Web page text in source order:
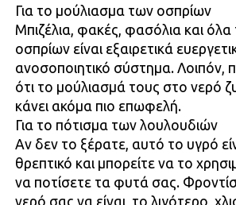
Για το μούλιασμα των οσπρίων
Μπιζέλια, φακές, φασόλια και όλα
οσπρίων είναι εξαιρετικά
ανοσοποιητικό σύστημα. Λοιπόν,
ότι το μούλιασμά τους στο νερό
κάνει ακόμα πιο επωφελή.
Για το πότισμα των λουλουδιών
Αν δεν το ξέρατε, αυτό το υγρό
θρεπτικό και μπορείτε να το
να ποτίσετε τα φυτά σας.
νερό σας να είναι, το λιγότερο,